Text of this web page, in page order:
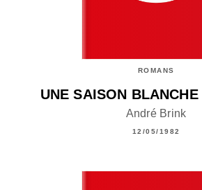
ROMANS
UNE SAISON BLANCHE
André Brink
12/05/1982